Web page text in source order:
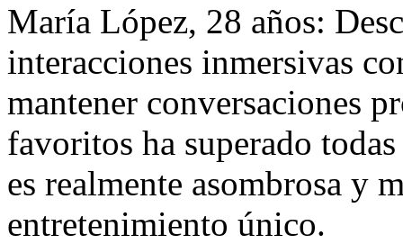
María López, 28 años:
interacciones inmersivas
mantener conversaciones
favoritos ha superado
es realmente asombrosa y
entretenimiento único.